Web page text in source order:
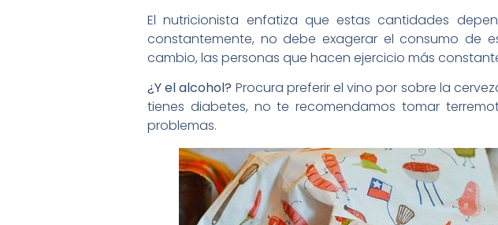
El nutricionista enfatiza que estas cantidades
constantemente, no debe exagerar el consumo de
cambio, las personas que hacen ejercicio más
¿Y el alcohol? Procura preferir el vino por sobre la
tienes diabetes, no te recomendamos tomar
problemas.